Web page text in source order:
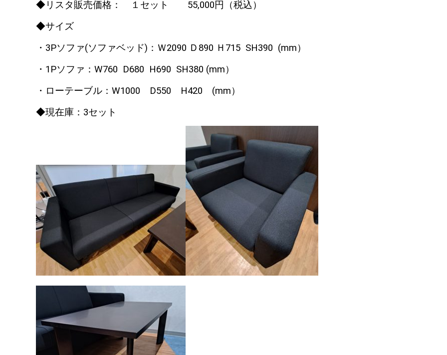
◆リスタ販売価格： １セット 55,000円（税込）
◆サイズ
・3Pソファ(ソファベッド)：Ｗ2090 Ｄ890 Ｈ715 SH390 (mm）
・1Pソファ：W760 D680 H690 SH380 (mm）
・ローテーブル：W1000 D550 H420 (mm）
◆現在庫：3セット